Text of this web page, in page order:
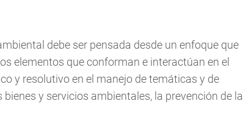
debe ser pensada desde un enfoque que
elementos que conforman e interactúan en el
y resolutivo en el manejo de temáticas y de
y servicios ambientales, la prevención de la